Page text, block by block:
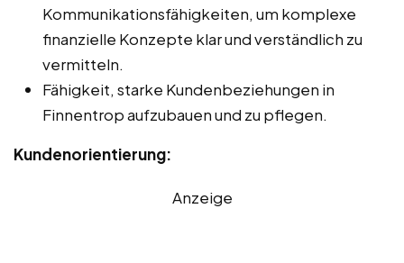
Kommunikationsfähigkeiten, um komplexe
finanzielle Konzepte klar und verständlich zu
vermitteln.
Fähigkeit, starke Kundenbeziehungen in
Finnentrop aufzubauen und zu pflegen.
Kundenorientierung:
Anzeige